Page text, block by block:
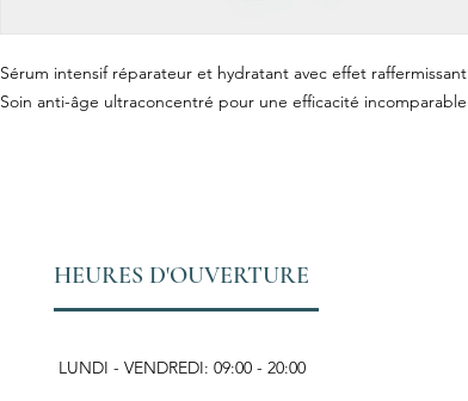
Sérum intensif réparateur et hydratant avec effet raffermissant
Soin anti-âge ultraconcentré pour une efficacité incomparable
HEURES D'OUVERTURE
LUNDI - VENDREDI: 09:00 - 20:00